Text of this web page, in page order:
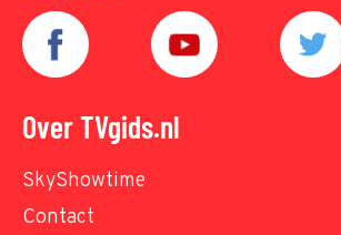
Over TVgids.nl
SkyShowtime
Contact